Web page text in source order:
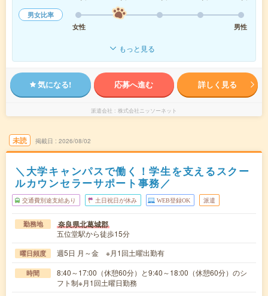
男女比率
女性
男性
もっと見る
気になる! 応募へ進む 詳しく見る
派遣会社 株式会社ニッソーネット
未読 掲載日 2026/08/02
＼大学キャンパスで働く！学生を支えるスクー
ルカウンセラーサポート事務／
交通費別途支給あり 土日祝日が休み WEB登録OK 派遣
勤務地 奈良県北葛城郡
五位堂駅から徒歩15分
曜日頻度 週5日 月～金 ※月1回土曜出勤有
時間
8:40～17:00（休憩60分）と9:40～18:00（休憩60分）のシ
フト制※月1回土曜日勤務